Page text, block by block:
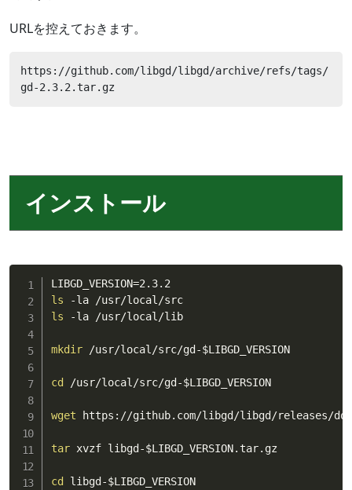
URLを控えておきます。
https://github.com/libgd/libgd/archive/refs/tags/
gd-2.3.2.tar.gz
インストール
LIBGD_VERSION=
ls
ls -la /usr/local/lib
mkdir /usr/local/src/gd-$LIBGD_VERSION
cd /usr/local/src/gd-$LIBGD_VERSION
wget https://github.com/libgd/libgd/releases/
tar xvzf libgd-$LIBGD_VERSION.tar.gz
cd libgd-$LIBGD_VERSION